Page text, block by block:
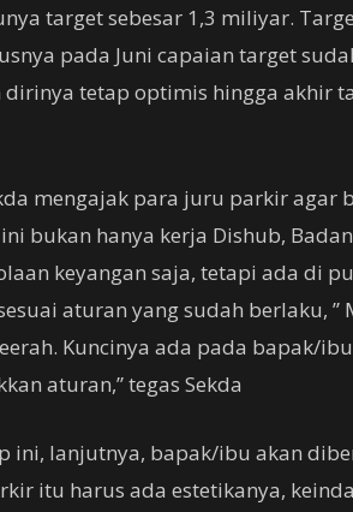
target sebesar 1,3 miliyar.
pada Juni capaian target
tetap optimis hingga akhir
mengajak para juru parkir agar
bukan hanya kerja Dishub,
keyangan saja, tetapi ada di
aturan yang sudah berlaku,
Kuncinya ada pada bapak/
aturan,” tegas Sekda
ini, lanjutnya, bapak/ibu akan
itu harus ada estetikanya,